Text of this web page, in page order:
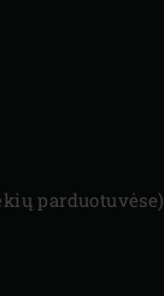
parduotuvėse)